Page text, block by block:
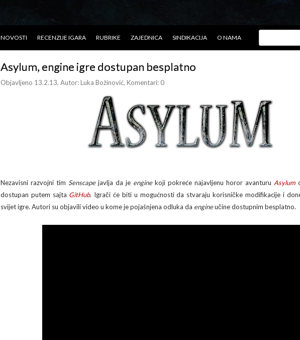
NOVOSTI RECENZIJE IGARA RUBRIKE ZAJEDNICA SINDIKACIJA O NAMA
Asylum, engine igre dostupan besplatno
Objavljeno 13.2.13, Autor:Luka Božinović, Komentari: 0
Nezavisni razvojni tim Senscapejavlja da je enginekoji pokreće najavljenu horor avanturu Asylum
dostupan putem sajta GitHub. Igrači će biti u mogućnosti da stvaraju korisničke modifikacije i
svijet igre. Autori su objavili video u kome je pojašnjena odluka da engineučine dostupnim besplatno.